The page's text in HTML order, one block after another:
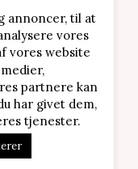
Is
Jul
Kager
annoncer, til at
vores
vores website
partnere kan
har givet dem,
tjenester.